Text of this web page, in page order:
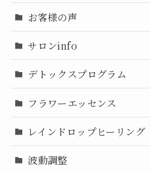
お客様の声
サロンinfo
デトックスプログラム
フラワーエッセンス
レインドロップヒーリング
波動調整